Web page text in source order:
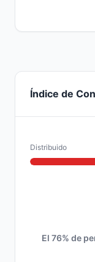
Índice de
Distribuido
El 76% de